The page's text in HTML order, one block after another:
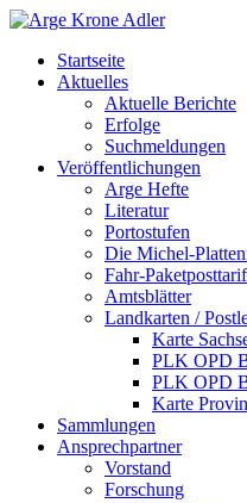
Startseite
Aktuelles
Aktuelle Berichte
Erfolge
Suchmeldungen
Veröffentlichungen
Arge Hefte
Literatur
Portostufen
Die Michel-
Fahr-
Amtsblätter
Landkarten /
Karte
PLK OPD
PLK OPD
Karte
Sammlungen
Ansprechpartner
Vorstand
Forschung